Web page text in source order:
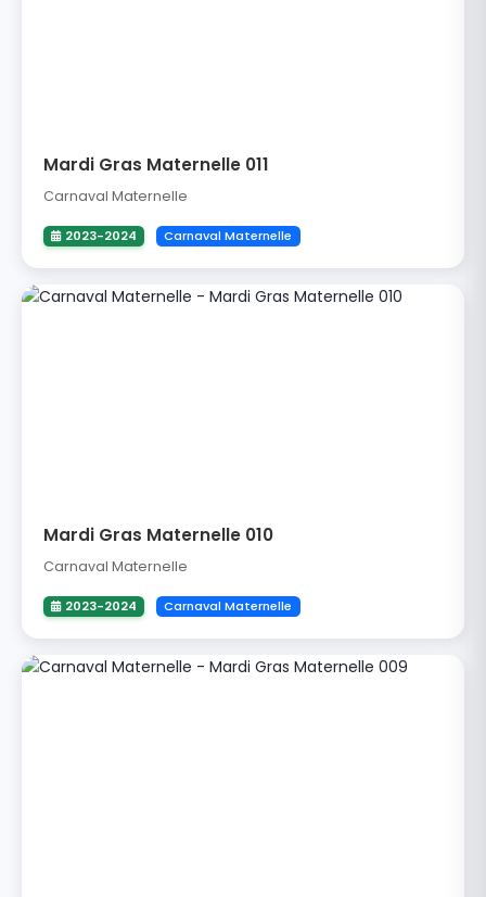
Mardi Gras Maternelle 011
Carnaval Maternelle
2023-2024 Carnaval Maternelle
Mardi Gras Maternelle 010
Carnaval Maternelle
2023-2024 Carnaval Maternelle